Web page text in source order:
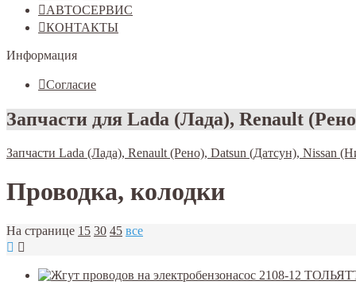
АВТОСЕРВИС
КОНТАКТЫ
Информация
Согласие
Запчасти для Lada (Лада), Renault
Запчасти Lada (Лада), Renault (Рено), Datsun (Датсун), Nissan
Проводка, колодки
На странице 15 30 45 все